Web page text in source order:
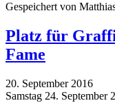
Gespeichert von
Platz für
Fame
20. September 2016
Samstag 24. September